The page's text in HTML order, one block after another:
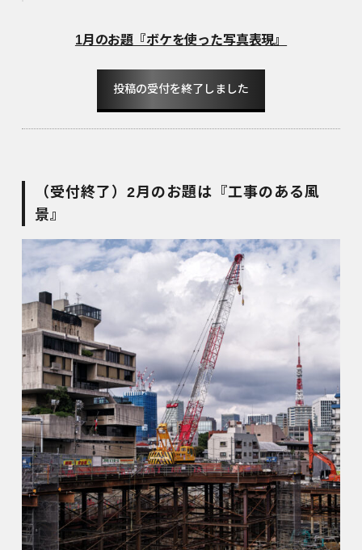
1月のお題『ボケを使った写真表現』
投稿の受付を終了しました
（受付終了）2月のお題は『工事のある風
景』